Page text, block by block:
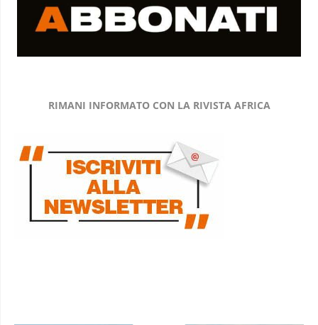
RIMANI INFORMATO CON LA RIVISTA AFRICA